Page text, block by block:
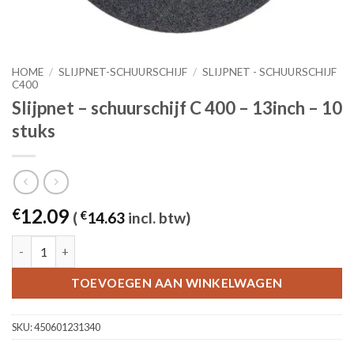
HOME / SLIJPNET-SCHUURSCHIJF / SLIJPNET - SCHUURSCHIJF
C400
Slijpnet – schuurschijf C 400 – 13inch – 10
stuks
€12.09 ( €14.63 incl. btw)
TOEVOEGEN AAN WINKELWAGEN
SKU:450601231340